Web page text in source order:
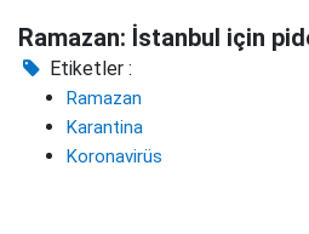
Ramazan: İstanbul için
Etiketler :
Ramazan
Karantina
Koronavirüs